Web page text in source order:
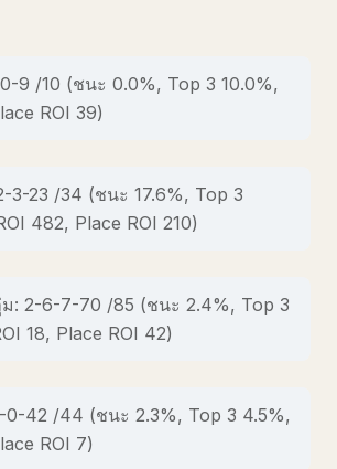
9 /10 (ชนะ 0.0%, Top 3 10.0%,
ROI 39)
3-23 /34 (ชนะ 17.6%, Top 3
482, Place ROI 210)
: 2-6-7-70 /85 (ชนะ 2.4%, Top 3
18, Place ROI 42)
0-42 /44 (ชนะ 2.3%, Top 3 4.5%,
ROI 7)